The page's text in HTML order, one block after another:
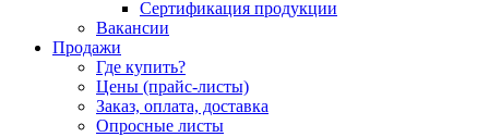
Сертификация продукции
Вакансии
Продажи
Где купить?
Цены (прайс-листы)
Заказ, оплата, доставка
Опросные листы